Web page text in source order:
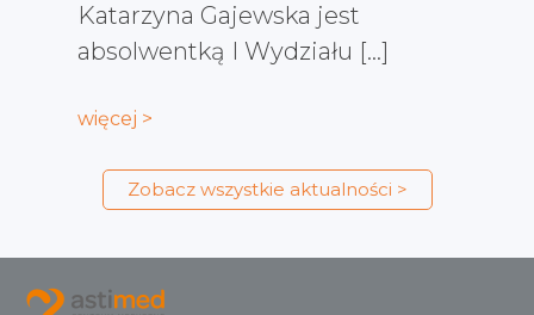
Katarzyna Gajewska jest
absolwentką I Wydziału […]
więcej >
Zobacz wszystkie aktualności >